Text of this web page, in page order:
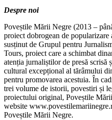
Despre noi
Poveștile Mării Negre (2013 –
proiect dobrogean de
susținut de Grupul pentru
Tours, proiect care a schimbat
atenția jurnaliștilor de presă
cultural excepțional al tărâmului
pentru promovarea acestuia. În
trei volume de istorii, povestiri și
proiectului original, Poveștile
website
Poveștile Mării Negre.